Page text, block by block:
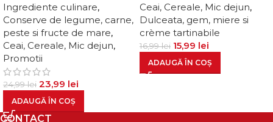
Ingrediente culinare,
Conserve de legume, carne,
peste si fructe de mare,
Ceai, Cereale, Mic dejun,
Promotii
24,99lei 23,99 lei
ADAUGĂ ÎN COȘ
Ceai, Cereale, Mic dejun,
Dulceata, gem, miere si
crème tartinabile
16,99lei 15,99 lei
ADAUGĂ ÎN COȘ
CONTACT